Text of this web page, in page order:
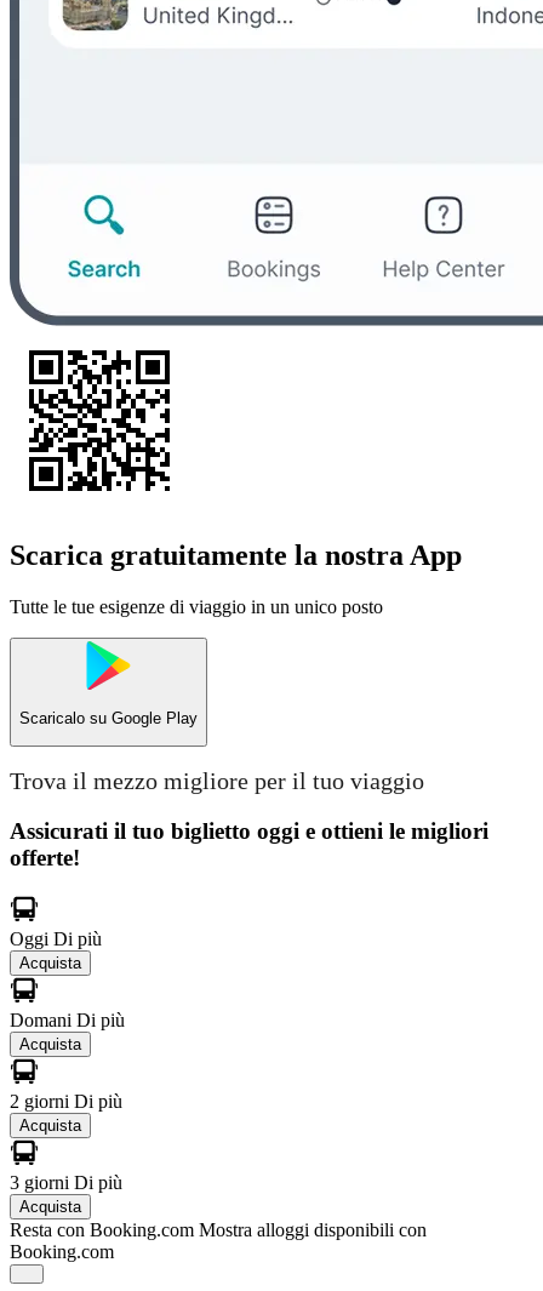
Scarica gratuitamente la nostra App
Tutte le tue esigenze di viaggio in un unico posto
Scaricalo su Google Play
Trova il mezzo migliore per il tuo viaggio
Assicurati il ​​tuo biglietto oggi e ottieni le migliori
offerte!
Oggi Di più
Acquista
Domani Di più
Acquista
2 giorni Di più
Acquista
3 giorni Di più
Acquista
Resta con Booking.com Mostra alloggi disponibili con
Booking.com